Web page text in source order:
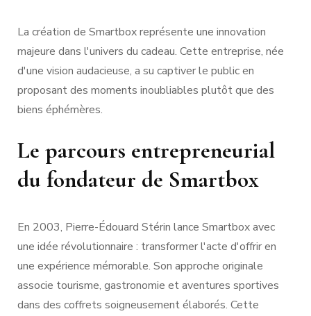
La création de Smartbox représente une innovation
majeure dans l'univers du cadeau. Cette entreprise, née
d'une vision audacieuse, a su captiver le public en
proposant des moments inoubliables plutôt que des
biens éphémères.
Le parcours entrepreneurial
du fondateur de Smartbox
En 2003, Pierre-Édouard Stérin lance Smartbox avec
une idée révolutionnaire : transformer l'acte d'offrir en
une expérience mémorable. Son approche originale
associe tourisme, gastronomie et aventures sportives
dans des coffrets soigneusement élaborés. Cette